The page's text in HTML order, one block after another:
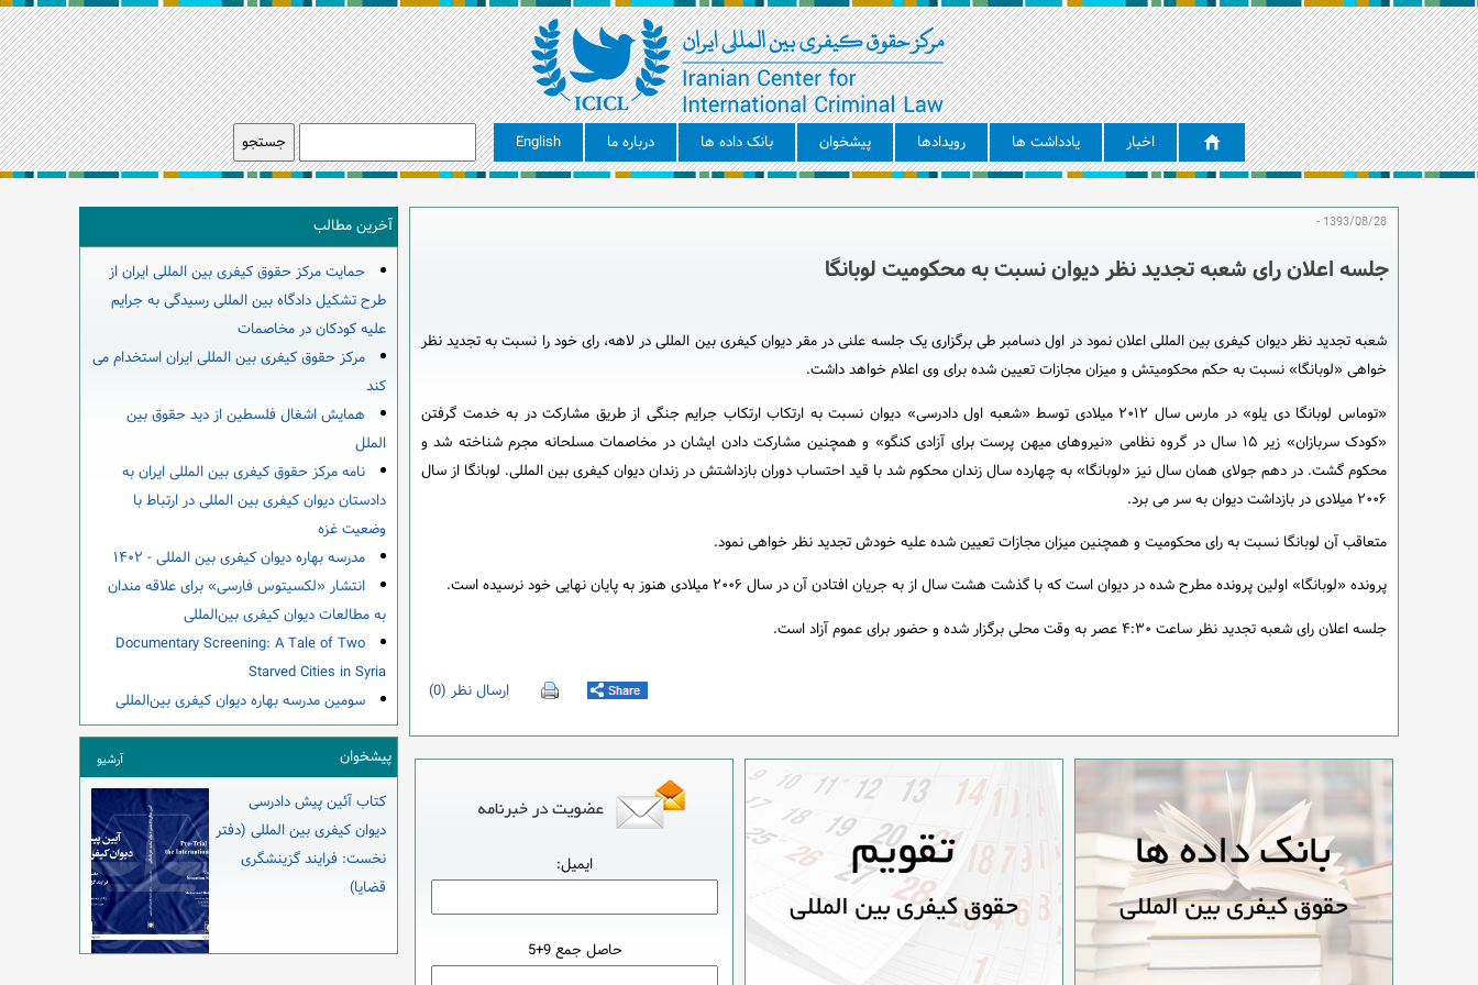
اخبار یادداشت ها رویدادها پیشخوان بانک داده ها درباره ما English
1393/08/28 -
جلسه اعلان رای شعبه تجدید نظر دیوان نسبت به محکومیت لوبانگا
شعبه تجدید نظر دیوان کیفری بین المللی اعلان نمود در اول دسامبر طی برگزاری یک جلسه علنی در مقر دیوان کیفری بین المللی در لاهه، رای خود را نسبت به تجدید نظر
خواهی «لوبانگا» نسبت به حکم محکومیتش و میزان مجازات تعیین شده برای وی اعلام خواهد داشت.
«توماس لوبانگا دی یلو» در مارس سال ۲۰۱۲ میلادی توسط «شعبه اول دادرسی» دیوان نسبت به ارتکاب ارتکاب جرایم جنگی از طریق مشارکت در به خدمت گرفتن
«کودک سربازان» زیر ۱۵ سال در گروه نظامی «نیروهای میهن پرست برای آزادی کنگو» و همچنین مشارکت دادن ایشان در مخاصمات مسلحانه مجرم شناخته شد و
محکوم گشت. در دهم جولای همان سال نیز «لوبانگا» به چهارده سال زندان محکوم شد با قید احتساب دوران بازداشتش در زندان دیوان کیفری بین المللی. لوبانگا از سال
۲۰۰۶ میلادی در بازداشت دیوان به سر می برد.
متعاقب آن لوبانگا نسبت به رای محکومیت و همچنین میزان مجازات تعیین شده علیه خودش تجدید نظر خواهی نمود.
پرونده «لوبانگا» اولین پرونده مطرح شده در دیوان است که با گذشت هشت سال از به جریان افتادن آن در سال ۲۰۰۶ میلادی هنوز به پایان نهایی خود نرسیده است.
جلسه اعلان رای شعبه تجدید نظر ساعت ۴:۳۰ عصر به وقت محلی برگزار شده و حضور برای عموم آزاد است.
ارسال نظر (0)
ایمیل:
حاصل جمع 9+5
آخرین مطالب
حمایت مرکز حقوق کیفری بین المللی ایران از
طرح تشکیل دادگاه بین المللی رسیدگی به جرایم
علیه کودکان در مخاصمات
مرکز حقوق کیفری بین المللی ایران استخدام می
کند
همایش اشغال فلسطین از دید حقوق بین
الملل
نامه مرکز حقوق کیفری بین المللی ایران به
دادستان دیوان کیفری بین المللی در ارتباط با
وضعیت غزه
مدرسه بهاره دیوان کیفری بین المللی - ۱۴۰۲
انتشار «لکسیتوس فارسی» برای علاقه مندان
به مطالعات دیوان کیفری بین‌المللی
Documentary Screening: A Tale of Two
Starved Cities in Syria
سومین مدرسه بهاره دیوان کیفری بین‌المللی
پیشخوان آرشیو
کتاب آئین پیش دادرسی
دیوان کیفری بین المللی (دفتر
نخست: فرایند گزینشگری
قضایا)